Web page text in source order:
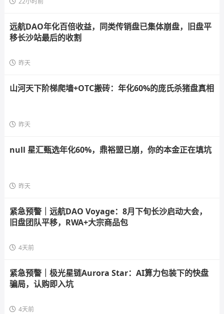
远航DAO年化百倍收益，同类传销盘已集体崩盘，旧盘平
移长沙站最后的收割
昨天
山河天下阶梯爬墙+OTC搬砖：年化60%的庞氏杀猪盘真相
昨天
null 星汇甄选年化60%，鼎裕盟已崩，你的本金正在填坑
昨天
紧急预警｜远航DAO Voyage：8月下旬长沙启动大会，
旧盘团队平移，RWA+大宗商品包
4天前
紧急预警｜极光星链Aurora Star：AI算力包装下的快盘
骗局，认购即入坑
4天前